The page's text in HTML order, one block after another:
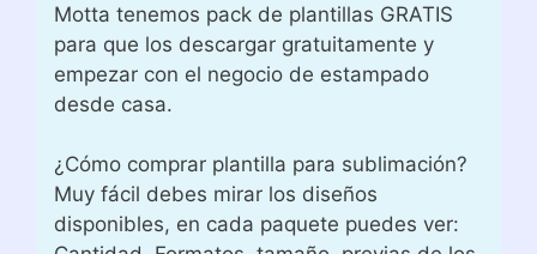
Motta tenemos pack de plantillas GRATIS
para que los descargar gratuitamente y
empezar con el negocio de estampado
desde casa.
¿Cómo comprar plantilla para sublimación?
Muy fácil debes mirar los diseños
disponibles, en cada paquete puedes ver: